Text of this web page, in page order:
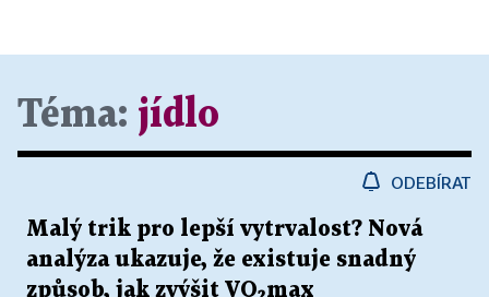
Téma: jídlo
ODEBÍRAT
Malý trik pro lepší vytrvalost? Nová
analýza ukazuje, že existuje snadný
způsob, jak zvýšit VO₂max